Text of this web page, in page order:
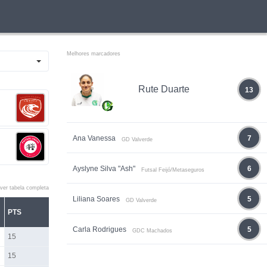
ver tabela completa
PTS
15
15
Melhores marcadores
Rute Duarte 13
Ana Vanessa GD Valverde 7
Ayslyne Silva "Ash" Futsal Feijó/Metaseguros 6
Liliana Soares GD Valverde 5
Carla Rodrigues GDC Machados 5